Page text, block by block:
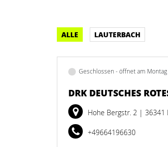
ALLE LAUTERBACH
Geschlossen - öffnet am
DRK DEUTSCHES
Hohe Bergstr. 2 | 36341
+49664196630